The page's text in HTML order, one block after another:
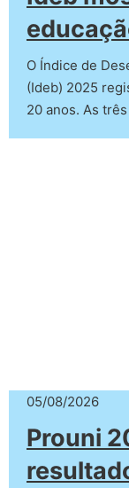
O Índice de
(Ideb) 2025
20 anos. As
05/08/2026
Prouni